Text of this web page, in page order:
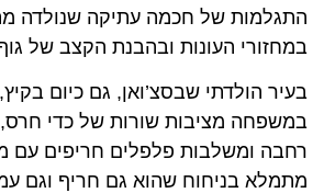
התגלמות של חכמה עתיקה שנולדה
במחזורי העונות ובהבנת הקצב של
בעיר הולדתי שבסצ’ואן, גם כיום
במשפחה מציבות שורות של כדי חרס,
רחבה ומשלבות פלפלים חריפים עם
מתמלא בניחוח שהוא גם חריף וגם